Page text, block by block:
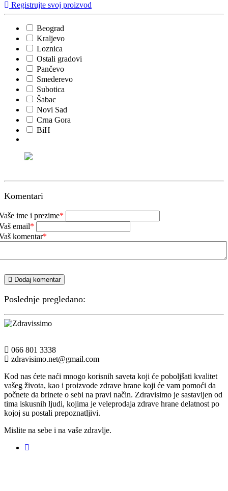
Registrujte svoj proizvod
Beograd
Kraljevo
Loznica
Ostali gradovi
Pančevo
Smederevo
Subotica
Šabac
Novi Sad
Crna Gora
BiH
Komentari
ime i prezime*
email*
komentar*
Dodaj komentar
Poslednje pregledano:
066 801 3338
zdravisimo.net@gmail.com
Kod nas ćete naći mnogo korisnih saveta koji će poboljšati kvalitet
vašeg života, kao i proizvode zdrave hrane koji će vam pomoći da
počnete da brinete o sebi na pravi način. Zdravisimo je sastavljen od
tima iskusnih ljudi, kojima je veleprodaja zdrave hrane delatnost po
kojoj su postali prepoznatljivi.
Mislite na sebe i na vaše zdravlje.